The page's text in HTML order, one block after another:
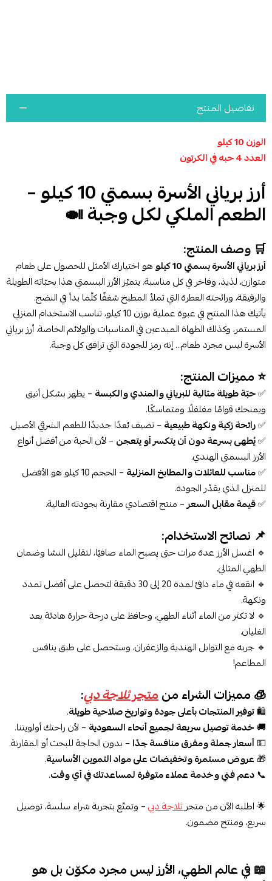
تفاصيل المنتج
الوزن 10 كيلو
العدد 4 حبه في الكرتون
أرز برياني الأسرة بسمتي 10 كيلو –
الطعم الملكي لكل وجبة 🍛
🛒 وصف المنتج:
أرز برياني الأسرة بسمتي 10 كيلو
هو اختيارك الأمثل للحصول على طعام
متوازن، لذيذ، وفاخر في كل مناسبة. يتميّز الأرز البسمتي هذا بحبّاته الطويلة
والرقيقة، ورائحته العطرة التي تملأ المطبخ شغفًا كلّما بدأ في النضج.
يأتيك هذا المنتج في عبوة عملية بوزن 10 كيلو، تناسب الاستخدام المنزلي
المستمر، وكذلك الطهاة المبدعين في المناسبات والولائم الخاصة. أرز برياني
الأسرة ليس مجرد طعام… إنه رمز للجودة التي ترافق كل وجبة.
⭐ مميزات المنتج:
✅حبّة طويلة مثالية للبرياني والمندي والكبسة – يظهر بشكل أنيق
ويمنحك قوامًا مفلفلًا ومتماسكًا.
✅رائحة زكية ونكهة طبيعية – تضيف بُعدًا جديدًا للطعم الشرقي الأصيل.
✅يُطهى بسرعة دون أن يتكسر أو يتعجن – لأن الحبة من أفضل أنواع
الأرز البسمتي الهندي.
✅مناسب للعائلات والمطابخ المنزلية
– الحجم 10 كيلو هو الأفضل
للمنزل الذي يقدّر الجودة.
✅قيمة مقابل السعر– منتج اقتصادي مقارنة بجودته العالية.
📌 نصائح الاستخدام:
🔹 اغسل الأرز عدة مرات حتى يصبح الماء صافيًا، لتقليل النشا وضمان
الطهي المثالي.
🔹 انقعه في ماء دافئ لمدة 20 إلى 30 دقيقة لتحصل على أفضل تمدد
ونكهة.
🔹 لا تكثر من الماء أثناء الطهي، وحافظ على درجة حرارة هادئة بعد
الغليان.
🔹 جربه مع التوابل الهندية والزعفران، وستحصل على طبق ينافس
المطاعم!
🧊 مميزات الشراء منمتجرثلاجة دبي:
🛍️توفير المنتجات بأعلى جودة وتواريخ صلاحية طويلة.
🚚خدمة توصيل سريعة لجميع أنحاء السعودية – لأن راحتك أولويتنا.
💵أسعار جملة ومفرق منافسة جدًا – بدون الحاجة للبحث أو المقارنة.
🎁 عروض مستمرة وتخفيضات على مواد التموين الأساسية.
📞دعم فني وخدمة عملاء متوفرة لمساعدتك في أي وقت.
🌟 اطلبه الآن من متجرثلاجة دبي– وتمتّع بتجربة شراء سلسة، توصيل
سريع، ومنتج مضمون.
📖 في عالم الطهي، الأرز ليس مجرد مكوّن بل هو